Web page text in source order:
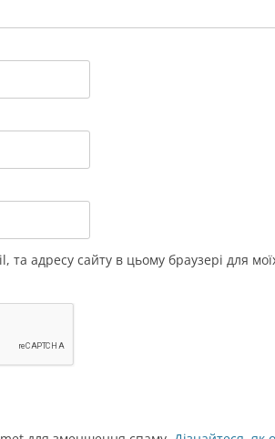
та адресу сайту в цьому браузері для